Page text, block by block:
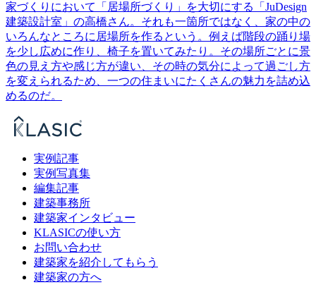
家づくりにおいて「居場所づくり」を大切にする「JuDesign
建築設計室」の高橋さん。それも一箇所ではなく、家の中の
いろんなところに居場所を作るという。例えば階段の踊り場
を少し広めに作り、椅子を置いてみたり。その場所ごとに景
色の見え方や感じ方が違い、その時の気分によって過ごし方
を変えられるため、一つの住まいにたくさんの魅力を詰め込
めるのだ。
実例記事
実例写真集
編集記事
建築事務所
建築家インタビュー
KLASICの使い方
お問い合わせ
建築家を紹介してもらう
建築家の方へ